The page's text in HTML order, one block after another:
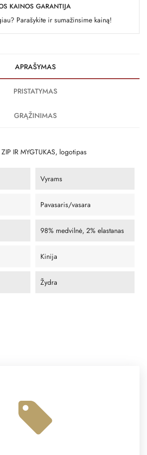
KAINOS GARANTIJA
Parašykite ir sumažinsime kainą!
APRAŠYMAS
PRISTATYMAS
GRĄŽINIMAS
IR MYGTUKAS, logotipas
Vyrams
Pavasaris/vasara
98% medvilnė, 2% elastanas
Kinija
Žydra